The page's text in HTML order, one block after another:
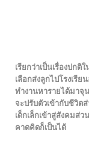
เรียกว่าเป็นเรื่องปก
เลือกส่งลูกไปโรงเรีย
ทำงานหารายได้มาจุ
จะปรับตัวเข้ากับชีวิต
เด็กเล็กเข้าสู่สังคมส่
คาดคิดก็เป็นได้